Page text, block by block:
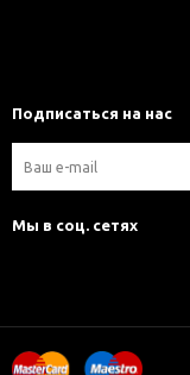
Подписаться на нас
Мы в соц. сетях